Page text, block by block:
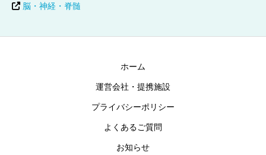
脳・神経・脊髄
ホーム
運営会社・提携施設
プライバシーポリシー
よくあるご質問
お知らせ